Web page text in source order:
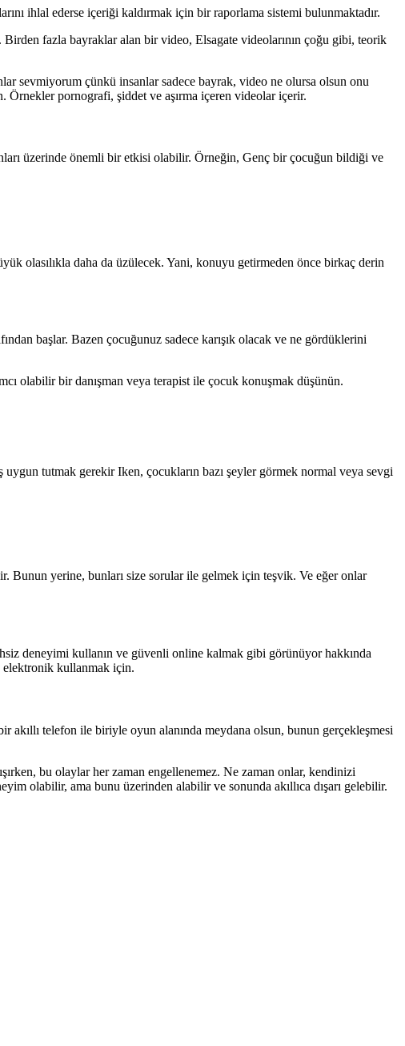
ihlal ederse içeriği kaldırmak için bir raporlama sistemi bulunmaktadır.
fazla bayraklar alan bir video, Elsagate videolarının çoğu gibi, teorik
sevmiyorum çünkü insanlar sadece bayrak, video ne olursa olsun onu
Örnekler pornografi, şiddet ve aşırma içeren videolar içerir.
üzerinde önemli bir etkisi olabilir. Örneğin, Genç bir çocuğun bildiği ve
olasılıkla daha da üzülecek. Yani, konuyu getirmeden önce birkaç derin
başlar. Bazen çocuğunuz sadece karışık olacak ve ne gördüklerini
olabilir bir danışman veya terapist ile çocuk konuşmak düşünün.
tutmak gerekir Iken, çocukların bazı şeyler görmek normal veya sevgi
Bunun yerine, bunları size sorular ile gelmek için teşvik. Ve eğer onlar
deneyimi kullanın ve güvenli online kalmak gibi görünüyor hakkında
elektronik kullanmak için.
telefon ile biriyle oyun alanında meydana olsun, bunun gerçekleşmesi
bu olaylar her zaman engellenemez. Ne zaman onlar, kendinizi
olabilir, ama bunu üzerinden alabilir ve sonunda akıllıca dışarı gelebilir.